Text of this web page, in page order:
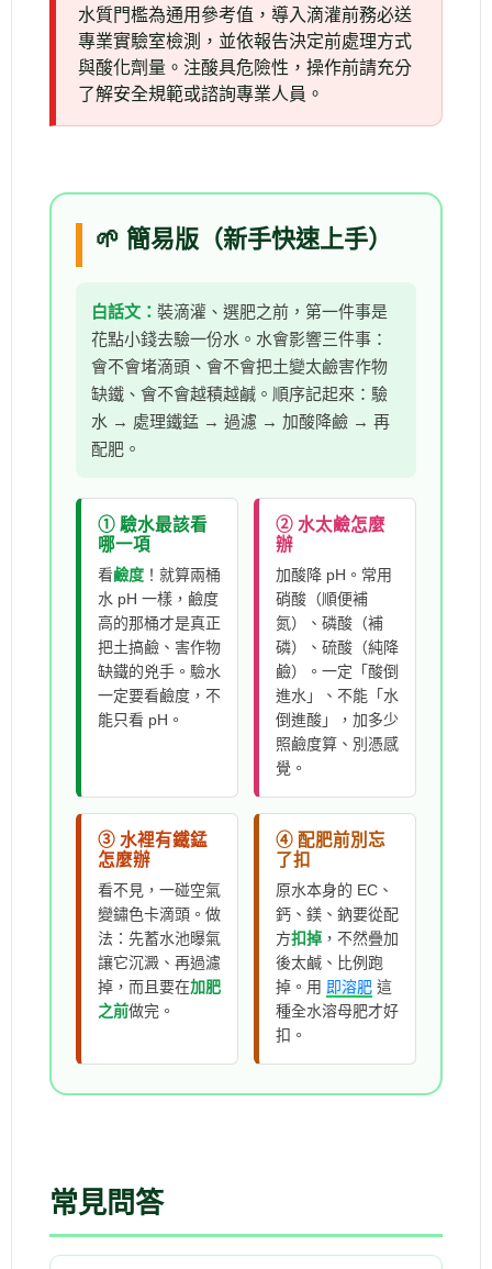
水質門檻為通用參考值，導入滴灌前務必送
專業實驗室檢測，並依報告決定前處理方式
與酸化劑量。注酸具危險性，操作前請充分
了解安全規範或諮詢專業人員。
🌱 簡易版（新手快速上手）
白話文： 裝滴灌、選肥之前，第一件事是
花點小錢去驗一份水。水會影響三件事：
會不會堵滴頭、會不會把土變太鹼害作物
缺鐵、會不會越積越鹹。順序記起來：驗
水 → 處理鐵錳 → 過濾 → 加酸降鹼 → 再
配肥。
① 驗水最該看
哪一項
看鹼度 ！就算兩桶
水 pH 一樣，鹼度
高的那桶才是真正
把土搞鹼、害作物
缺鐵的兇手。驗水
一定要看鹼度，不
能只看 pH。
② 水太鹼怎麼
辦
加酸降 pH。常用
硝酸（順便補
氮）、磷酸（補
磷）、硫酸（純降
鹼）。一定「酸倒
進水」、不能「水
倒進酸」，加多少
照鹼度算、別憑感
覺。
③ 水裡有鐵錳
怎麼辦
看不見，一碰空氣
變鏽色卡滴頭。做
法：先蓄水池曝氣
讓它沉澱、再過濾
掉，而且要在加肥
之前做完。
④ 配肥前別忘
了扣
原水本身的 EC、
鈣、鎂、鈉要從配
方扣掉 ，不然疊加
後太鹹、比例跑
掉。用 即溶肥 這
種全水溶母肥才好
扣。
常見問答